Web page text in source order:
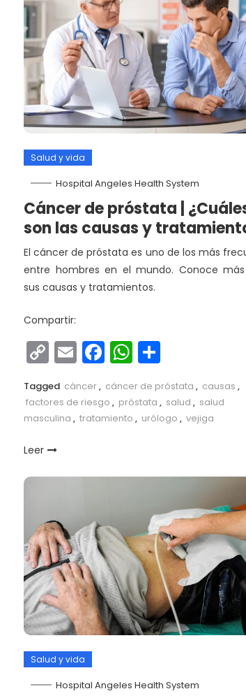
Salud y vida
Hospital Angeles Health System
Cáncer de próstata |
son las causas y
El cáncer de próstata es uno de los más
entre hombres en el mundo. Conoce
sus causas y tratamientos.
Compartir:
Copy
Link
EmailFacebook
WhatsApp
Tagged cáncer, cáncer de próstata , causas ,
factores de riesgo , próstata , salud , salud
masculina , tratamiento , urólogo , vejiga
Leer
Salud y vida
Hospital Angeles Health System